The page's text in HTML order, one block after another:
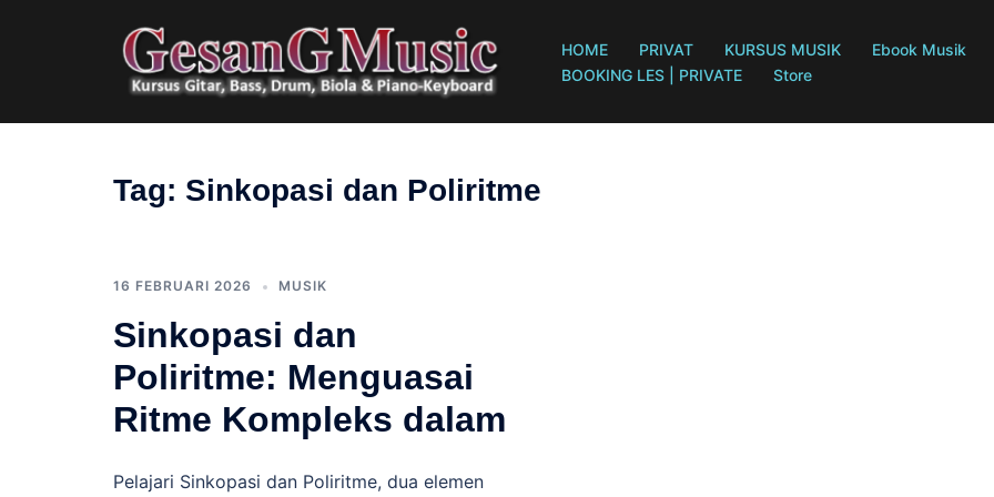
HOME PRIVAT KURSUS MUSIK Ebook Musik
BOOKING LES | PRIVATE
Store
Tag: Sinkopasi dan Poliritme
16 FEBRUARI 2026 MUSIK
Sinkopasi dan
Poliritme: Menguasai
Ritme Kompleks dalam
Pelajari Sinkopasi dan Poliritme, dua elemen